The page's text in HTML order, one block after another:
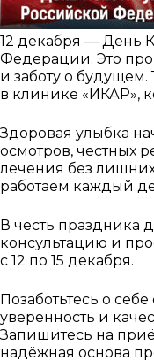
12 декабря — День
Федерации. Это про
и заботу о
в клинике «ИКАР»,
Здоровая улыбка
осмотров, честных
лечения без
работаем каждый
В честь праздника
консультацию и
с 12 по 15 декабря.
Позаботьтесь о
уверенность и
Запишитесь на
надёжная основа